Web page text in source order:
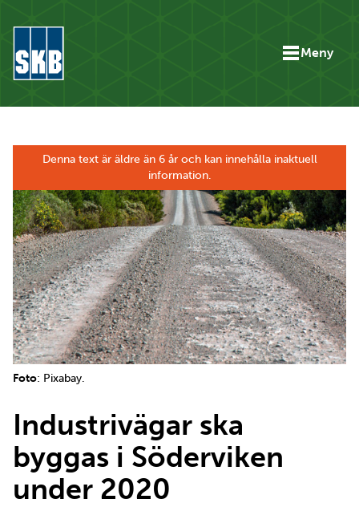
Meny
Denna text är äldre än 6 år och kan innehålla inaktuell
information.
Foto: Pixabay.
Industrivägar ska
byggas i Söderviken
under 2020